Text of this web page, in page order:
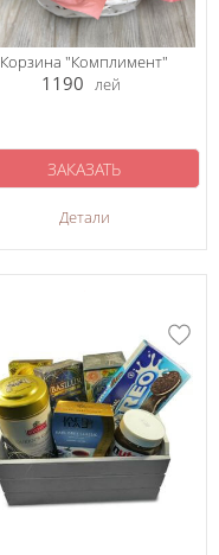
Корзина "Комплимент"
1190 лей
Детали
ЗАКАЗАТЬ